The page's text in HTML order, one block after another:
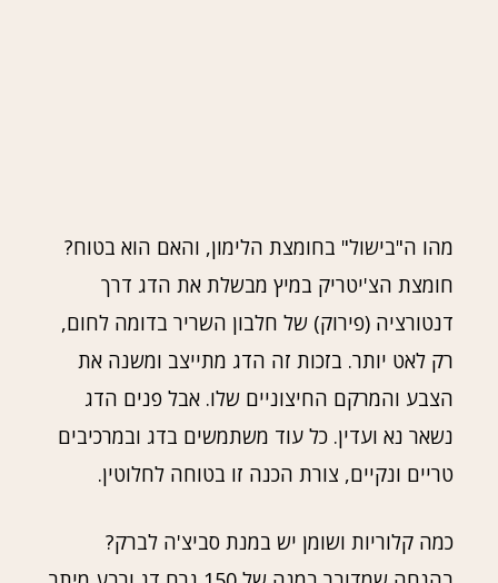
מהו ה"בישול" בחומצת הלימון, והאם הוא בטוח?
חומצת הצ'יטריק במיץ מבשלת את הדג דרך
דנטורציה (פירוק) של חלבון השריר בדומה לחום,
רק לאט יותר. בזכות זה הדג מתייצב ומשנה את
הצבע והמרקם החיצוניים שלו. אבל פנים הדג
נשאר נא ועדין. כל עוד משתמשים בדג ובמרכיבים
טריים ונקיים, צורת הכנה זו בטוחה לחלוטין.
כמה קלוריות ושומן יש במנת סביצ'ה לברק?